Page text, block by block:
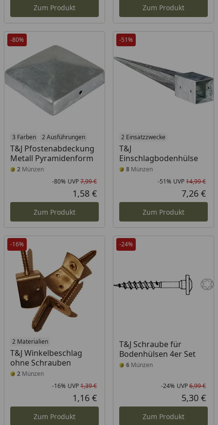
Zum Produkt Zum Produkt
-80%
3 Farben 2 Ausführungen
T&J Pfostenabdeckung
Metall Pyramidenform
2 Münzen
Rabatt in Prozent
-80%
Ursprünglicher Preis
UVP7,99 €
Aktueller Preis
1,58 €
Zum Produkt
-51%
2 Einsatzzwecke
T&J
Einschlagbodenhülse
8Münzen
-51% UVP14,99 €
7,26 €
Zum Produkt
-16%
2 Materialien
T&J Winkelbeschlag
ohne Schrauben
2 Münzen
Rabatt in Prozent
-16%
Ursprünglicher Preis
UVP1,39 €
Aktueller Preis
1,16 €
Zum Produkt
-24%
T&J Schraube für
Bodenhülsen 4er Set
6Münzen
-24% UVP6,99 €
5,30 €
Zum Produkt